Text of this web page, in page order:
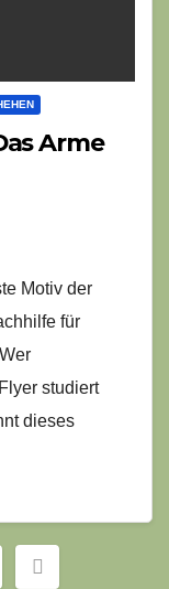
Arme
Motiv der
für
studiert
dieses